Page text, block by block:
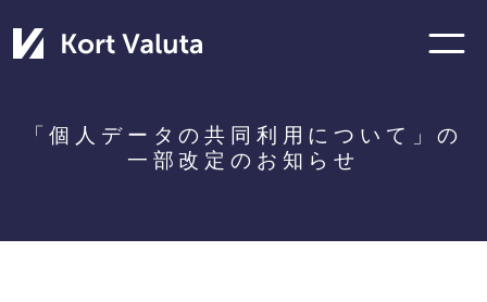
「個人データの共同利用について」の
一部改定のお知らせ